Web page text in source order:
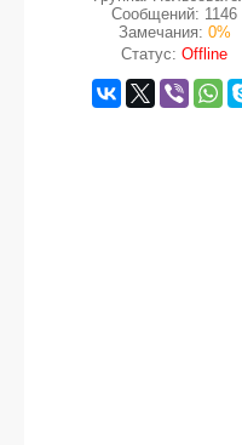
Сообщений: 1146
Замечания: 0%
Статус: Offline